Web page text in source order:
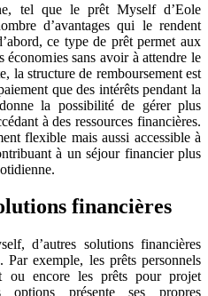
tel que le prêt Myself d’Eole
d’avantages qui le rendent
ce type de prêt permet aux
sans avoir à attendre le
la structure de remboursement est
que des intérêts pendant la
la possibilité de gérer plus
à des ressources financières.
flexible mais aussi accessible à
à un séjour financier plus
financières
d’autres solutions financières
Par exemple, les prêts personnels
ou encore les prêts pour projet
options présente ses propres